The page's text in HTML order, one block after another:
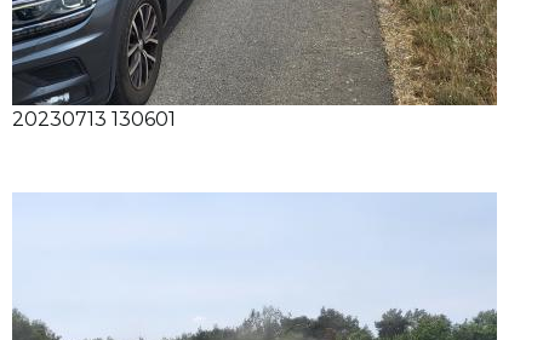
20230713 130601